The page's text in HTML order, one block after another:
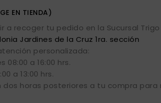
EN TIENDA)
a recoger tu pedido en la Sucursal
Jardines de la Cruz 1ra. sección
personalizada:
08:00 a 16:00 hrs.
a 13:00 hrs.
dos horas posteriores a tu compra para